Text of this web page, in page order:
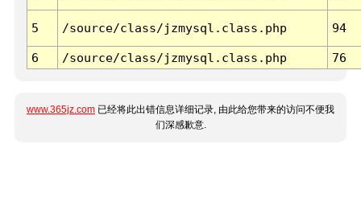
5 /source/class/jzmysql.class.php 94
6 /source/class/jzmysql.class.php 76
www.365jz.com 已经将此出错信息详细记录, 由此给您带来的访问不便我
们深感歉意.